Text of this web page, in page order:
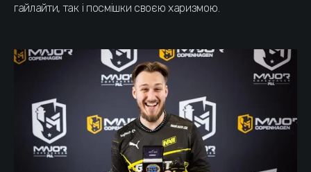
гайлайти, так і посмішки своєю харизмою.